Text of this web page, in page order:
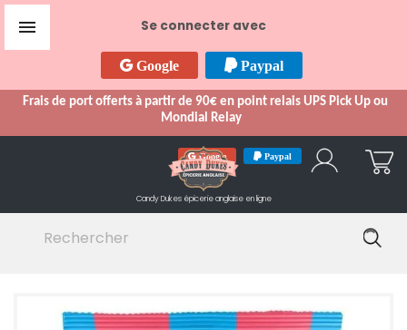
Se connecter avec
Google Paypal
Frais de port offerts à partir de 90€ en point relais UPS Pick Up ou
Mondial Relay

Google Paypal
Candy Dukes épicerie anglaise en ligne